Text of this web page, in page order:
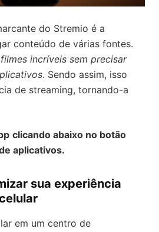
do Stremio é a
conteúdo de várias fontes.
incríveis sem precisar
. Sendo assim, isso
de streaming, tornando-a
clicando abaixo no botão
aplicativos.
sua experiência
em um centro de